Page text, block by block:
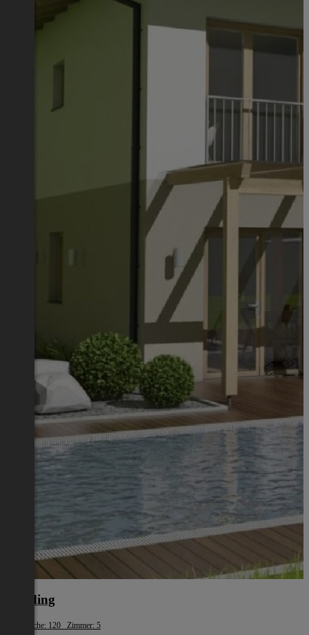
Eferding
Wohnfläche: 120 Zimmer: 5